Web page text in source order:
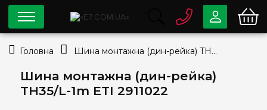
Шина монтажна (дин-рейка)
TH35/L-1m ETI 2911022
0 80033-63-07
Безкоштовно
044334-79-78
Головна Шина монтажна (дин-рейка) TH35/L-1m ETI 2911022